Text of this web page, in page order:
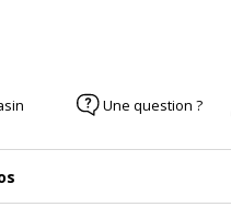
Une question ?